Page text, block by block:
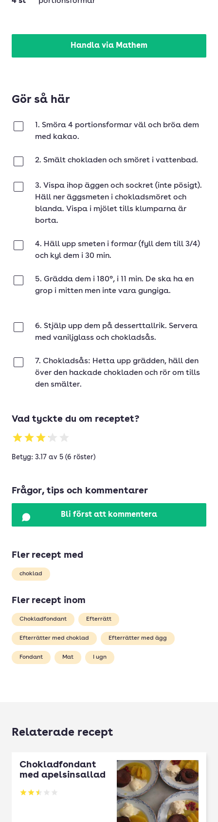
Handla via Mathem
Gör så här
1. Smöra 4 portionsformar väl och bröa dem
med kakao.
2. Smält chokladen och smöret i vattenbad.
3. Vispa ihop äggen och sockret (inte pösigt).
Häll ner äggsmeten i chokladsmöret och
blanda. Vispa i mjölet tills klumparna är
borta.
4. Häll upp smeten i formar (fyll dem till 3/4)
och kyl dem i 30 min.
5. Grädda dem i 180°, i 11 min. De ska ha en
grop i mitten men inte vara gungiga.
6. Stjälp upp dem på desserttallrik. Servera
med vaniljglass och chokladsås.
7. Chokladsås: Hetta upp grädden, häll den
över den hackade chokladen och rör om tills
den smälter.
Vad tyckte du om receptet?
Betyg: 3.17 av 5 (6 röster)
Frågor, tips och kommentarer
Bli först att kommentera
Fler recept med
choklad
Fler recept inom
Chokladfondant Efterrätt
Efterrätter med choklad Efterrätter med ägg
Fondant Mat I ugn
Relaterade recept
Chokladfondant
med apelsinsallad
Betyg: 2.5 av 5